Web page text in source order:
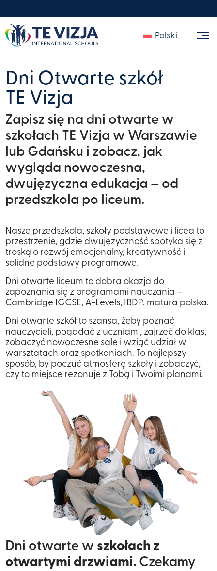
Polski
Dni Otwarte szkół
TE Vizja
Zapisz się na dni otwarte w
szkołach TE Vizja w Warszawie
lub Gdańsku i zobacz, jak
wygląda nowoczesna,
dwujęzyczna edukacja – od
przedszkola po liceum.
Nasze przedszkola, szkoły podstawowe i licea to
przestrzenie, gdzie dwujęzyczność spotyka się z
troską o rozwój emocjonalny, kreatywność i
solidne podstawy programowe.
Dni otwarte liceum to dobra okazja do
zapoznania się z programami nauczania –
Cambridge IGCSE, A-Levels, IBDP, matura polska.
Dni otwarte szkół to szansa, żeby poznać
nauczycieli, pogadać z uczniami, zajrzeć do klas,
zobaczyć nowoczesne sale i wziąć udział w
warsztatach oraz spotkaniach. To najlepszy
sposób, by poczuć atmosferę szkoły i zobaczyć,
czy to miejsce rezonuje z Tobą i Twoimi planami.
Dni otwarte w szkołach z
otwartymi drzwiami. Czekamy